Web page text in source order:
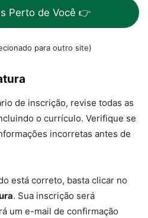
Perto de Você 👉
para outro site)
de inscrição, revise todas as
o currículo. Verifique se
incorretas antes de
está correto, basta clicar no
. Sua inscrição será
um e-mail de confirmação